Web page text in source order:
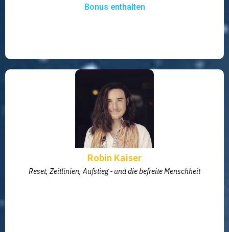
Bonus enthalten
Robin Kaiser
Reset, Zeitlinien, Aufstieg - und die befreite Menschheit